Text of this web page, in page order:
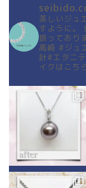
美しいジュ
すように。
扱っており
高崎 #ジュ
計#エタニ
イクはこち